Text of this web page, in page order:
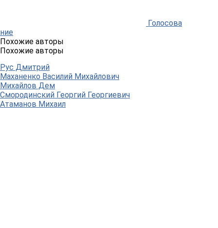
Голосова
ние
Похожие авторы
Похожие авторы
Рус Дмитрий
Маханенко Василий Михайлович
Михайлов Дем
Смородинский Георгий Георгиевич
Атаманов Михаил